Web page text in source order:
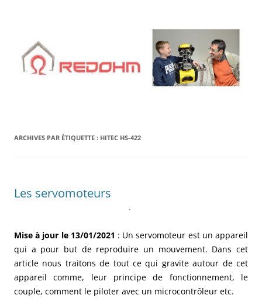
ARCHIVES PAR ÉTIQUETTE : HITEC HS-422
Les servomoteurs
.
Mise à jour le 13/01/2021 : Un servomoteur est un appareil
qui a pour but de reproduire un mouvement. Dans cet
article nous traitons de tout ce qui gravite autour de cet
appareil comme, leur principe de fonctionnement, le
couple, comment le piloter avec un microcontrôleur etc.